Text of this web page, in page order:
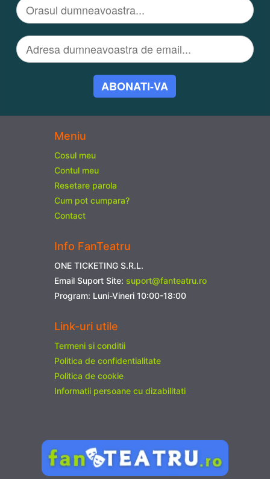
ABONATI-VA
Meniu
Cosul meu
Contul meu
Resetare parola
Cum pot cumpara?
Contact
Info FanTeatru
ONE TICKETING S.R.L.
Email Suport Site: suport@fanteatru.ro
Program: Luni-Vineri 10:00-18:00
Link-uri utile
Termeni si conditii
Politica de confidentialitate
Politica de cookie
Informatii persoane cu dizabilitati